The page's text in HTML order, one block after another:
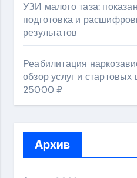
УЗИ малого таза:
подготовка и
результатов
Реабилитация
обзор услуг и стартовых
25000 ₽
Архив